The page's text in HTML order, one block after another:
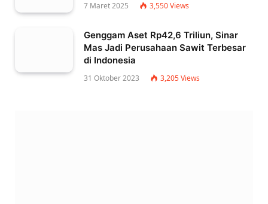
7 Maret 2025 3,550Views
Genggam Aset Rp42,6 Triliun, Sinar
Mas Jadi Perusahaan Sawit Terbesar
di Indonesia
31 Oktober 2023 3,205Views